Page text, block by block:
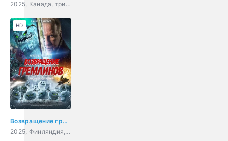
2025, Канада, триллер, драма
Возвращение гремлинов
2025, Финляндия, ужасы, фэнтези, боевик, комедия
HD